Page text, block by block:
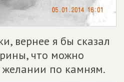
вернее я бы сказал
что можно
желании по камням.